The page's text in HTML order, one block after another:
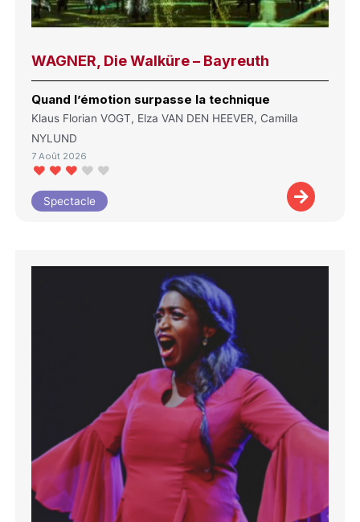
WAGNER, Die Walküre – Bayreuth
Quand l’émotion surpasse la technique
Klaus Florian VOGT, Elza VAN DEN HEEVER, Camilla
NYLUND
7 Août 2026
Spectacle